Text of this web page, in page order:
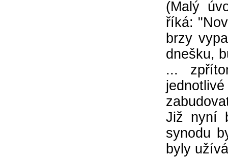
(Malý
říká:
brzy
dnešku,
...
Již nyní
synodu
byly